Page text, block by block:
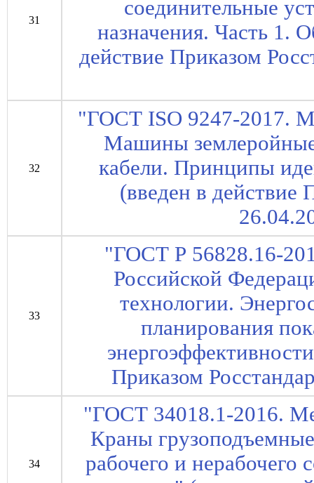
31
соединительные
назначения. Часть 1.
действие Приказом
32
"ГОСТ ISO 9247-2017.
Машины
кабели. Принципы
(введен в действие
33
"ГОСТ Р 56828.16-
Российской
технологии.
планирования
Приказом
34
"ГОСТ 34018.1-2016.
Краны
рабочего и нерабочего